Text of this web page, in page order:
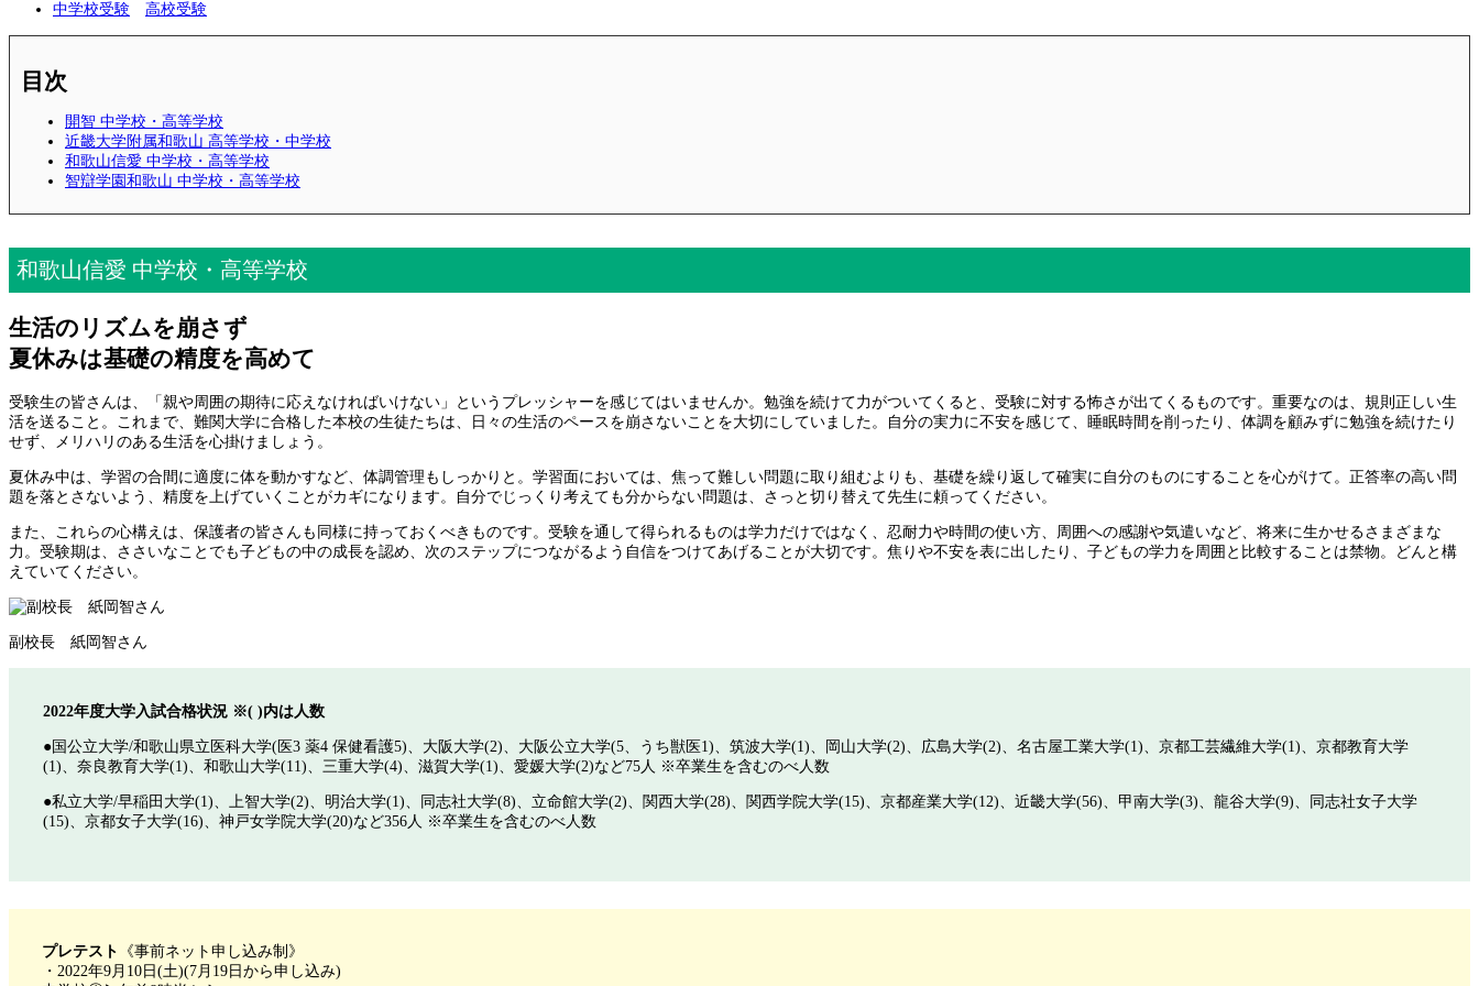
中学校受験 高校受験
目次
開智 中学校・高等学校
近畿大学附属和歌山 高等学校・中学校
和歌山信愛 中学校・高等学校
智辯学園和歌山 中学校・高等学校
和歌山信愛 中学校・高等学校
生活のリズムを崩さず
夏休みは基礎の精度を高めて
受験生の皆さんは、「親や周囲の期待に応えなければいけない」というプレッシャーを感じてはいませんか。勉強を続けて力がついてくると、受験に対する怖さが出てくるものです。重要なのは、規則正しい生
活を送ること。これまで、難関大学に合格した本校の生徒たちは、日々の生活のペースを崩さないことを大切にしていました。自分の実力に不安を感じて、睡眠時間を削ったり、体調を顧みずに勉強を続けたり
せず、メリハリのある生活を心掛けましょう。
夏休み中は、学習の合間に適度に体を動かすなど、体調管理もしっかりと。学習面においては、焦って難しい問題に取り組むよりも、基礎を繰り返して確実に自分のものにすることを心がけて。正答率の高い問
題を落とさないよう、精度を上げていくことがカギになります。自分でじっくり考えても分からない問題は、さっと切り替えて先生に頼ってください。
また、これらの心構えは、保護者の皆さんも同様に持っておくべきものです。受験を通して得られるものは学力だけではなく、忍耐力や時間の使い方、周囲への感謝や気遣いなど、将来に生かせるさまざまな
力。受験期は、ささいなことでも子どもの中の成長を認め、次のステップにつながるよう自信をつけてあげることが大切です。焦りや不安を表に出したり、子どもの学力を周囲と比較することは禁物。どんと構
えていてください。
副校長 紙岡智さん
2022年度大学入試合格状況 ※( )内は人数
●国公立大学/和歌山県立医科大学(医3 薬4 保健看護5)、大阪大学(2)、大阪公立大学(5、うち獣医1)、筑波大学(1)、岡山大学(2)、広島大学(2)、名古屋工業大学(1)、京都工芸繊維大学(1)、京都教育大学
(1)、奈良教育大学(1)、和歌山大学(11)、三重大学(4)、滋賀大学(1)、愛媛大学(2)など75人 ※卒業生を含むのべ人数
●私立大学/早稲田大学(1)、上智大学(2)、明治大学(1)、同志社大学(8)、立命館大学(2)、関西大学(28)、関西学院大学(15)、京都産業大学(12)、近畿大学(56)、甲南大学(3)、龍谷大学(9)、同志社女子大学
(15)、京都女子大学(16)、神戸女学院大学(20)など356人 ※卒業生を含むのべ人数
プレテスト
《事前ネット申し込み制》
・2022年9月10日(土)(7月19日から申し込み)